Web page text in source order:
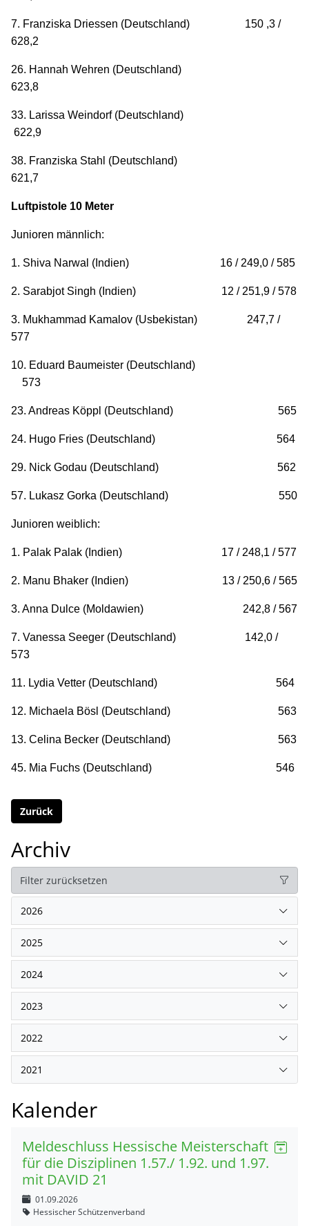
7. Franziska Driessen (Deutschland) 150 ,3 /
628,2
26. Hannah Wehren (Deutschland)
623,8
33. Larissa Weindorf (Deutschland)
622,9
38. Franziska Stahl (Deutschland)
621,7
Luftpistole 10 Meter
Junioren männlich:
1. Shiva Narwal (Indien) 16 / 249,0 / 585
2. Sarabjot Singh (Indien) 12 / 251,9 / 578
3. Mukhammad Kamalov (Usbekistan) 247,7 /
577
10. Eduard Baumeister (Deutschland)
573
23. Andreas Köppl (Deutschland) 565
24. Hugo Fries (Deutschland) 564
29. Nick Godau (Deutschland) 562
57. Lukasz Gorka (Deutschland) 550
Junioren weiblich:
1. Palak Palak (Indien) 17 / 248,1 / 577
2. Manu Bhaker (Indien) 13 / 250,6 / 565
3. Anna Dulce (Moldawien) 242,8 / 567
7. Vanessa Seeger (Deutschland) 142,0 /
573
11. Lydia Vetter (Deutschland) 564
12. Michaela Bösl (Deutschland) 563
13. Celina Becker (Deutschland) 563
45. Mia Fuchs (Deutschland) 546
Zurück
Archiv
Filter zurücksetzen
2026
2025
2024
2023
2022
2021
Kalender
Meldeschluss Hessische Meisterschaft
für die Disziplinen 1.57./ 1.92. und 1.97.
mit DAVID 21
01.09.2026
Hessischer Schützenverband